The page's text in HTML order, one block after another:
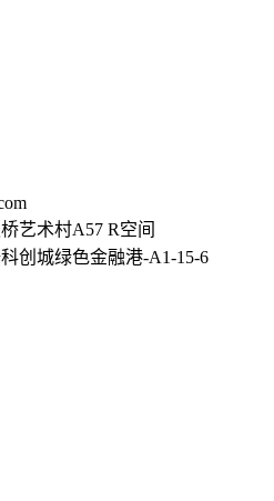
艺术村A57 R空间
创城绿色金融港-A1-15-6